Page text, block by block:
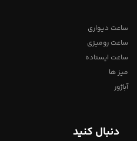
ساعت دیواری
ساعت رومیزی
ساعت ایستاده
میز ها
آباژور
دنبال کنید